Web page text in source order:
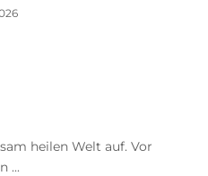
heilen Welt auf. Vor
...